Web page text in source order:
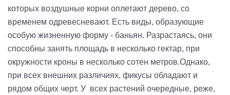
которых воздушные корни оплетают дерево, со
временем одревесневают. Есть виды, образующие
особую жизненную форму - баньян. Разрастаясь, они
способны занять площадь в несколько гектар, при
окружности кроны в несколько сотен метров.Однако,
при всех внешних различиях, фикусы обладают и
рядом общих черт. У всех растений очередные, реже,